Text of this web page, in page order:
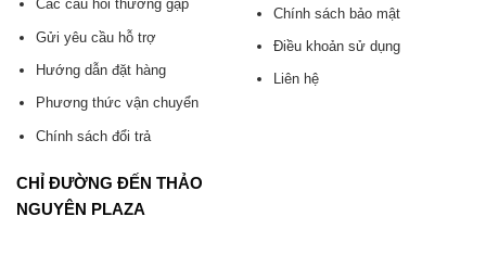
Các câu hỏi thường gặp
Gửi yêu cầu hỗ trợ
Hướng dẫn đặt hàng
Phương thức vận chuyển
Chính sách đổi trả
Chính sách bảo mật
Điều khoản sử dụng
Liên hệ
CHỈ ĐƯỜNG ĐẾN THẢO
NGUYÊN PLAZA